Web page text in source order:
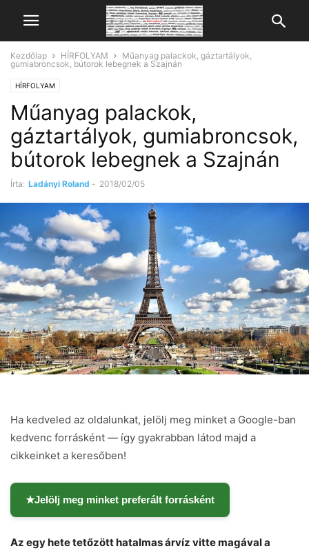
Kezdőlap HÍRFOLYAM
Műanyag palackok, gáztartályok,
gumiabroncsok, bútorok lebegnek a Szajnán
HÍRFOLYAM
Műanyag palackok,
gáztartályok, gumiabroncsok,
bútorok lebegnek a Szajnán
Írta: Ladányi Roland - 2018/02/05
Ha kedveled az oldalunkat, jelölj meg minket a Google-ban
kedvenc forrásként — így gyakrabban látod majd a
cikkeinket a keresőben!
★Jelölj meg minket preferált forrásként
Az egy hete tetőzött hatalmas árvíz vitte magával a